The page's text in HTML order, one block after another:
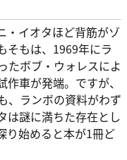
・イオタほど背筋がゾ
そもは、1969年にラ
たボブ・ウォレスによ
車が発端。ですが、
、ランボの資料がわず
は謎に満ちた存在とし
り始めると本が1冊ど